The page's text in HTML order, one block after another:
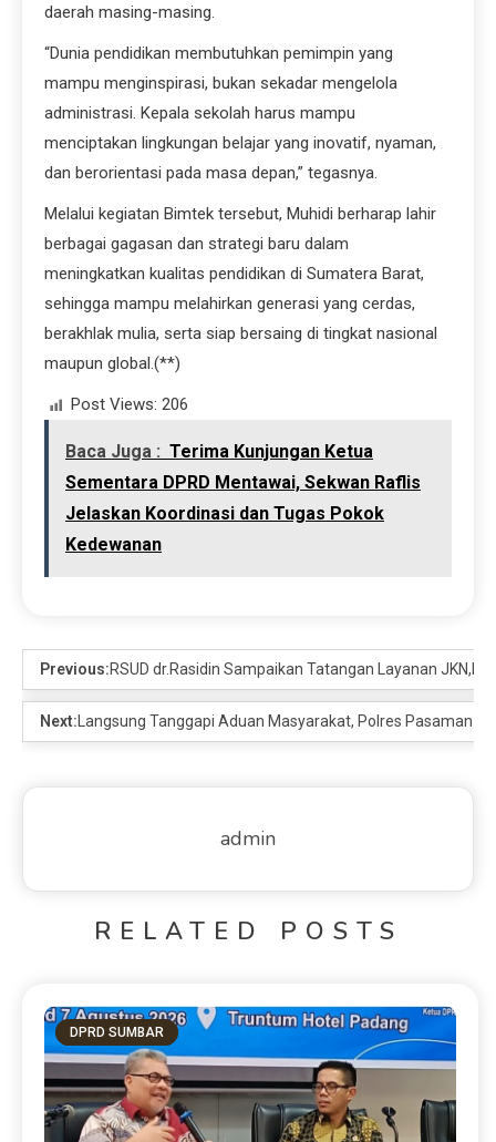
daerah masing-masing.
“Dunia pendidikan membutuhkan pemimpin yang
mampu menginspirasi, bukan sekadar mengelola
administrasi. Kepala sekolah harus mampu
menciptakan lingkungan belajar yang inovatif, nyaman,
dan berorientasi pada masa depan,” tegasnya.
Melalui kegiatan Bimtek tersebut, Muhidi berharap lahir
berbagai gagasan dan strategi baru dalam
meningkatkan kualitas pendidikan di Sumatera Barat,
sehingga mampu melahirkan generasi yang cerdas,
berakhlak mulia, serta siap bersaing di tingkat nasional
maupun global.(**)
Post Views: 206
Baca Juga : Terima Kunjungan Ketua
Sementara DPRD Mentawai, Sekwan Raflis
Jelaskan Koordinasi dan Tugas Pokok
Kedewanan
Previous:RSUD dr.Rasidin Sampaikan Tatangan Layanan
Next:Langsung Tanggapi Aduan Masyarakat, Polres Pasaman
admin
RELATED POSTS
DPRD SUMBAR